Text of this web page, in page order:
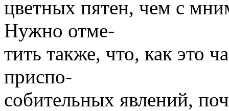
цветных пятен, чем с
Нужно отме-
тить также, что, как это
приспо-
собительных явлений,